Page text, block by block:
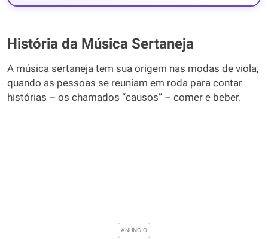
História da Música Sertaneja
A música sertaneja tem sua origem nas modas de viola,
quando as pessoas se reuniam em roda para contar
histórias – os chamados “causos” – comer e beber.